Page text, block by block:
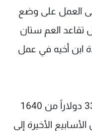
العمل على وضع
تقاعد العم ستان
ابن أخيه في عمل
وفيما حققت الحملة 450 ألفاً و336 دولاراً من 1640
الأخيرة إلى